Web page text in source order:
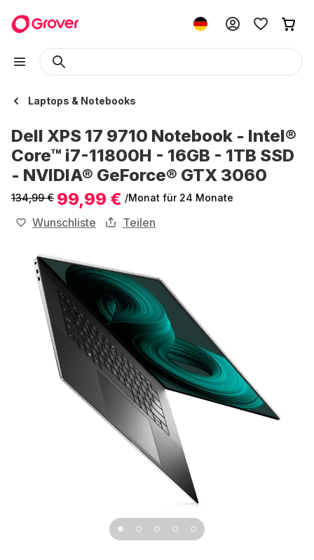
Laptops & Notebooks
Dell XPS 17 9710 Notebook - Intel®
Core™ i7-11800H - 16GB - 1TB SSD
- NVIDIA® GeForce® GTX 3060
134,99 € 99,99 € /Monat für 24 Monate
Wunschliste Teilen